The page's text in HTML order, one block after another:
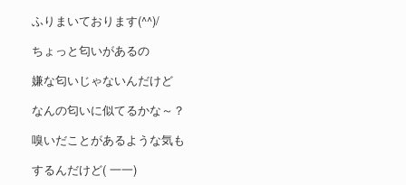
ふりまいております(^^)/
ちょっと匂いがあるの
嫌な匂いじゃないんだけど
なんの匂いに似てるかな～？
嗅いだことがあるような気も
するんだけど( 一一)